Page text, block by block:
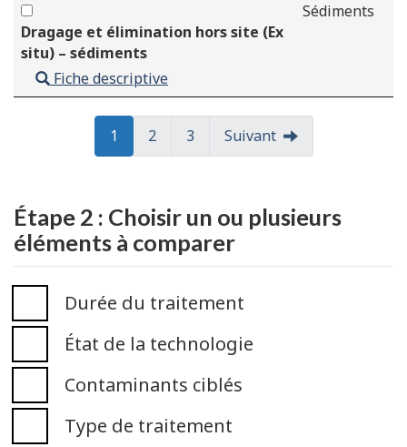
Dragage et élimination hors site (Ex
situ) – sédiments
Fiche descriptive
Sédiments
Aller
à:
1
Aller
à:
2
Aller
à:
3 Suivant
Étape 2 : Choisir un ou plusieurs
éléments à comparer
-
Durée du traitement
État de la technologie
Contaminants ciblés
Type de traitement